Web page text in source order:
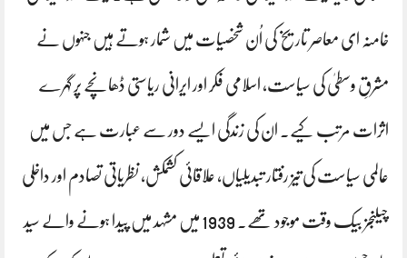
خامنہ ای معاصر تاریخ کی اُن شخصیات میں شمار ہوتے ہیں جنہوں نے
مشرقِ وسطیٰ کی سیاست، اسلامی فکر اور ایرانی ریاستی ڈھانچے پر گہرے
اثرات مرتب کیے۔ ان کی زندگی ایسے دور سے عبارت ہے جس میں
عالمی سیاست کی تیز رفتار تبدیلیاں، علاقائی کشمکش، نظریاتی تصادم اور داخلی
چیلنجز بیک وقت موجود تھے۔ 1939 میں مشہد میں پیدا ہونے والے سید